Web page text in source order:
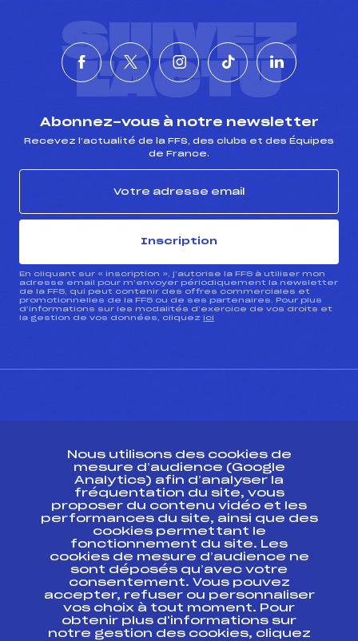
SUIVEZ
L'ACTU
Abonnez-vous à notre newsletter
Recevez l’actualité de la FFS, des clubs et des Équipes
de France.
Inscription
En cliquant sur « inscription », j’autorise la FFS à utiliser mon
adresse email pour m’envoyer périodiquement la newsletter
de la FFS, qui peut contenir des offres commerciales et
promotionnelles de la FFS ou de ses partenaires. Pour plus
d’informations sur les modalités d’exercice de vos droits et
la gestion de vos données, cliquez ici
Ressources
Pass’Neige
Projet sportif fédéral
Projet de performance fédéral
Antidopage
Pôle Développement, Formation, Suivi
Scientifique
Listes ministérielles
Pôle vie de l’athlète
Nous utilisons des cookies de
mesure d’audience (Google
Analytics) afin d’analyser la
fréquentation du site, vous
proposer du contenu vidéo et les
performances du site, ainsi que des
cookies permettant le
fonctionnement du site. Les
cookies de mesure d’audience ne
sont déposés qu’avec votre
consentement. Vous pouvez
accepter, refuser ou personnaliser
vos choix à tout moment. Pour
obtenir plus d'informations sur
notre gestion des cookies, cliquez